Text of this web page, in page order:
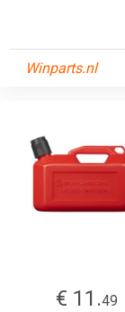
Winparts.nl
€ 11.49